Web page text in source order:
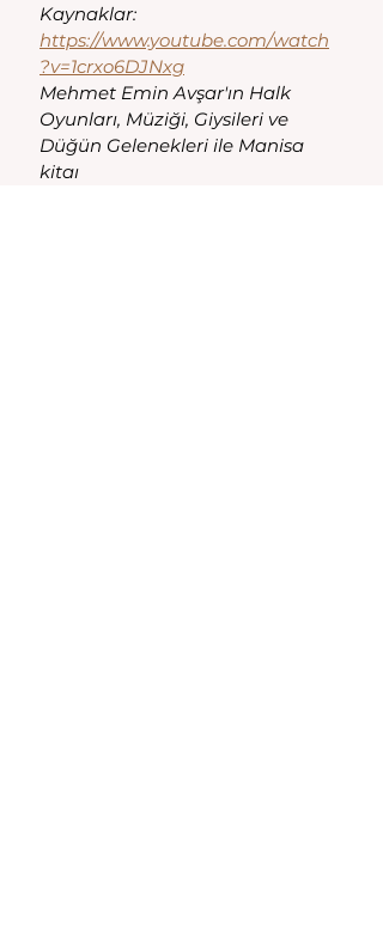
Kaynaklar:
https://www.youtube.com/watch
?v=1crxo6DJNxg
Mehmet Emin Avşar'ın Halk
Oyunları, Müziği, Giysileri ve
Düğün Gelenekleri ile Manisa
kitaı